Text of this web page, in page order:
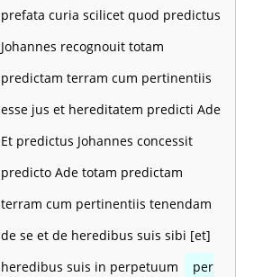
prefata curia scilicet quod predictus
Johannes recognouit totam
predictam terram cum pertinentiis
esse jus et hereditatem predicti Ade
Et predictus Johannes concessit
predicto Ade totam predictam
terram cum pertinentiis tenendam
de se et de heredibus suis sibi [et]
heredibus suis in perpetuum
per